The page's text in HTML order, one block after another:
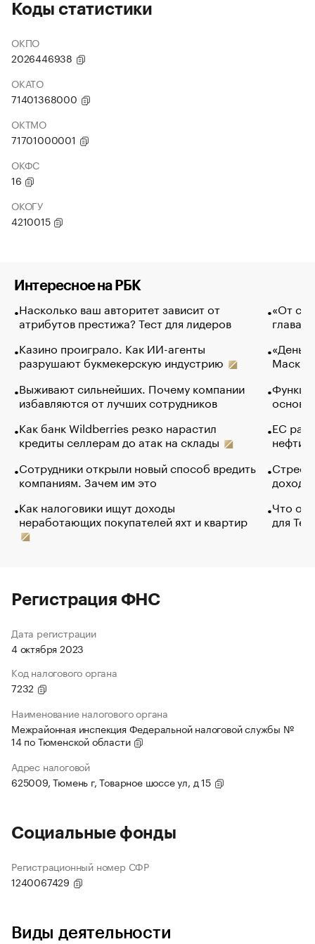
Коды статистики
ОКПО
2026446938
ОКАТО
71401368000
ОКТМО
71701000001
ОКФС
16
ОКОГУ
4210015
Интересное на РБК
Насколько ваш авторитет зависит от
атрибутов престижа? Тест для лидеров
Казино проиграло. Как ИИ-агенты
разрушают букмекерскую индустрию
Выживают сильнейших. Почему компании
избавляются от лучших сотрудников
Как банк Wildberries резко нарастил
кредиты селлерам до атак на склады
Сотрудники открыли новый способ вредить
компаниям. Зачем им это
Как налоговики ищут доходы
неработающих покупателей яхт и квартир
«От
глава
Маск в
основ
ЕС
нефти
Что
для
Регистрация ФНС
Дата регистрации
4 октября 2023
Код налогового органа
7232
Наименование налогового органа
Межрайонная инспекция Федеральной налоговой службы №
14 по Тюменской области
Адрес налоговой
625009, Тюмень г, Товарное шоссе ул, д 15
Социальные фонды
Регистрационный номер СФР
1240067429
Виды деятельности